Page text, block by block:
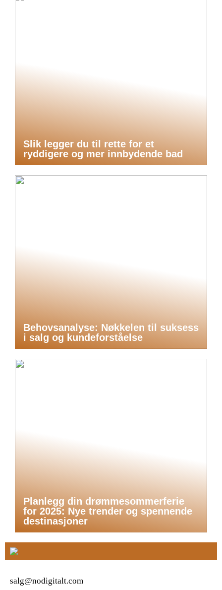
Slik legger du til rette for et
ryddigere og mer innbydende bad
Behovsanalyse: Nøkkelen til suksess
i salg og kundeforståelse
Planlegg din drømmesommerferie
for 2025: Nye trender og spennende
destinasjoner
salg@nodigitalt.com